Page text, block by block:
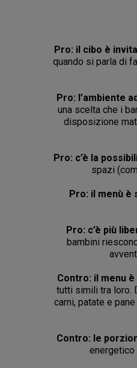
Pro: il cibo è
quando si parla di
Pro: l’ambiente
una scelta che i
disposizione
Pro: c’è la
spazi
Pro: il menù è
Pro: c’è più
bambini
Contro: il menu
tutti simili tra loro.
carni, patate e
Contro: le
energetico